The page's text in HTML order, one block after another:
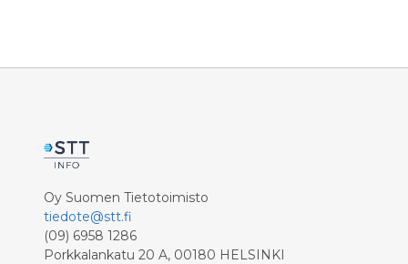
Oy Suomen Tietotoimisto
tiedote@stt.fi
(09) 6958 1286
Porkkalankatu 20 A, 00180 HELSINKI